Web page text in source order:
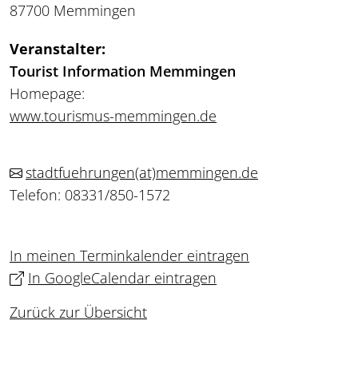
87700 Memmingen
Veranstalter:
Tourist Information Memmingen
Homepage:
www.tourismus-memmingen.de
stadtfuehrungen(at)memmingen.de
Telefon: 08331/850-1572
In meinen Terminkalender eintragen
In GoogleCalendar eintragen
Zurück zur Übersicht